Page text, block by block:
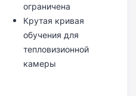
ограничена
Крутая кривая
обучения для
тепловизионной
камеры